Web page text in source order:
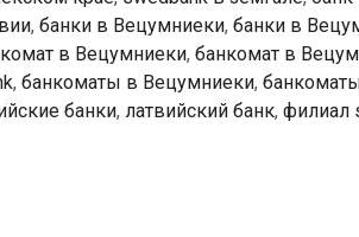
, банки в Вецумниеки, банки в
в Вецумниеки, банкомат в
, банкоматы в Вецумниеки,
банки, латвийский банк, филиал